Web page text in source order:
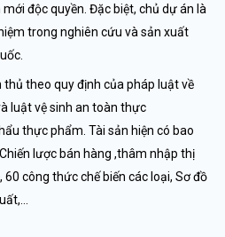
độc quyền. Đặc biệt, chủ dự án là
trong nghiên cứu và sản xuất
theo quy định của pháp luật về
luật vệ sinh an toàn thực
thực phẩm. Tài sản hiện có bao
lược bán hàng ,thâm nhập thị
công thức chế biến các loại, Sơ đồ